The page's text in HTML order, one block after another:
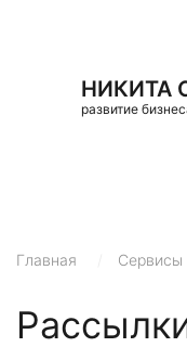
НИКИТА
развитие
Главная Сервисы